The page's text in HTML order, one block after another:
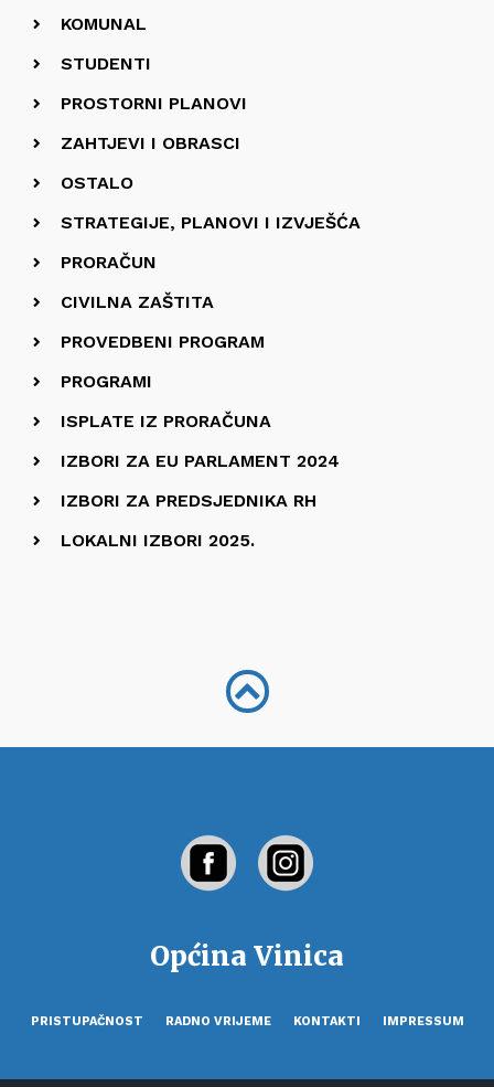
KOMUNAL
STUDENTI
PROSTORNI PLANOVI
ZAHTJEVI I OBRASCI
OSTALO
STRATEGIJE, PLANOVI I IZVJEŠĆA
PRORAČUN
CIVILNA ZAŠTITA
PROVEDBENI PROGRAM
PROGRAMI
ISPLATE IZ PRORAČUNA
IZBORI ZA EU PARLAMENT 2024
IZBORI ZA PREDSJEDNIKA RH
LOKALNI IZBORI 2025.
Općina Vinica
PRISTUPAČNOST RADNO VRIJEME KONTAKTI IMPRESSUM